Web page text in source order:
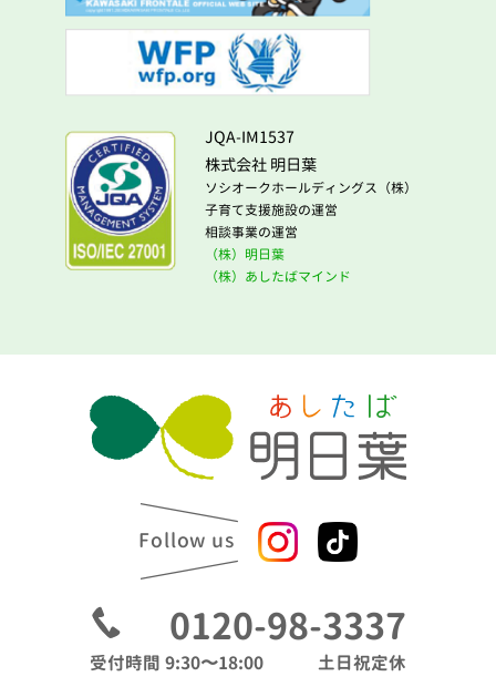
JQA-IM1537
株式会社 明日葉
ソシオークホールディングス（株）
子育て支援施設の運営
相談事業の運営
（株）明日葉
（株）あしたばマインド
Follow us
0120-98-3337
受付時間 9:30〜18:00 土日祝定休